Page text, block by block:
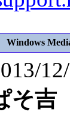
そ吉